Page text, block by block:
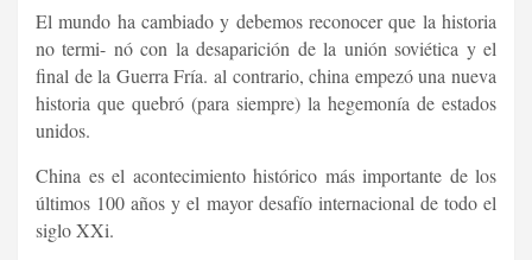
El mundo ha cambiado y debemos reconocer que la historia
no termi- nó con la desaparición de la unión soviética y el
final de la Guerra Fría. al contrario, china empezó una nueva
historia que quebró (para siempre) la hegemonía de estados
unidos.
China es el acontecimiento histórico más importante de los
últimos 100 años y el mayor desafío internacional de todo el
siglo XXi.